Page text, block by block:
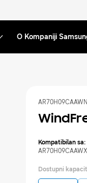
O Kompaniji
Kompatibilan sa:
Dostupni